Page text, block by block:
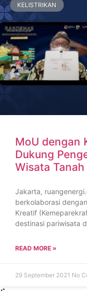
KELISTRIKAN
MoU dengan
Dukung
Wisata
Jakarta,
berkolaborasi
Kreatif
destinasi pariwisata
READ MORE »
29 September 2021 No